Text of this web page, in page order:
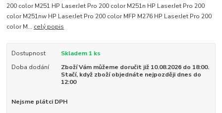
200 color M251 HP LaserJet Pro 200 color M251n HP LaserJet Pro 200
color M251nw HP LaserJet Pro 200 color MFP M276 HP LaserJet Pro 200
color M... celý popis
Dostupnost
Skladem 1 ks
Doba dodání
Zboží Vám můžeme doručit již 10.08.2026 do 18:00.
Stačí, když zboží objednáte nejpozději dnes do
12:00
Nejsme plátci DPH